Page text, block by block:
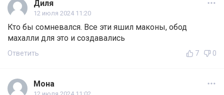
Диля
12 июля 2024 11:20
Кто бы сомневался. Все эти яшил маконы, обод
махалли для это и создавались
Ответить 7 0
Мона